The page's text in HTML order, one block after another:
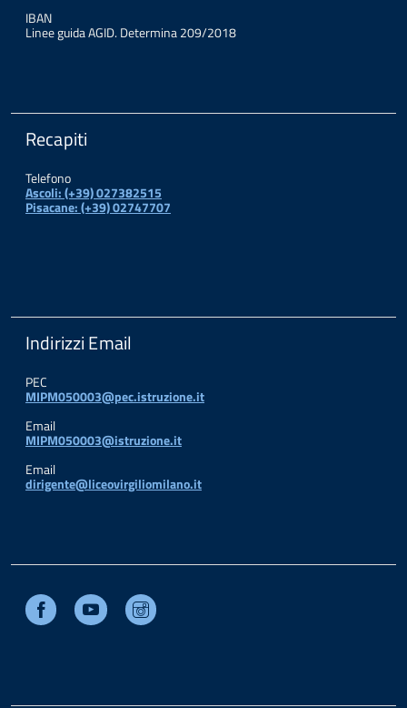
IBAN
Linee guida AGID. Determina 209/2018
Recapiti
Telefono
Ascoli: (+39) 027382515
Pisacane: (+39) 02747707
Indirizzi Email
PEC
MIPM050003@pec.istruzione.it
Email
MIPM050003@istruzione.it
Email
dirigente@liceovirgiliomilano.it
Facebook Youtube